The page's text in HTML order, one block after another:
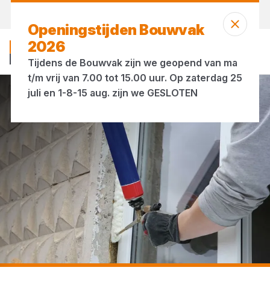
Flexibel purschuim
Openingstijden Bouwvak
2026
Tijdens de Bouwvak zijn we geopend van ma
t/m vrij van 7.00 tot 15.00 uur. Op zaterdag 25
juli en 1-8-15 aug. zijn we GESLOTEN